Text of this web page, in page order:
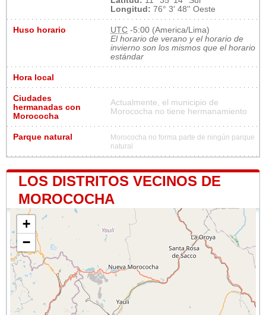
Longitud: 76° 3' 48'' Oeste
Huso horario UTC -5:00 (America/Lima)
El horario de verano y el horario de
invierno son los mismos que el horario
estándar
Hora local
Ciudades
hermanadas con
Morococha
Actualmente, el municipio de
Morococha no tiene hermanamiento
Parque natural
Morococha no forma parte de ningún parque
natural
LOS DISTRITOS VECINOS DE
MOROCOCHA
+
−